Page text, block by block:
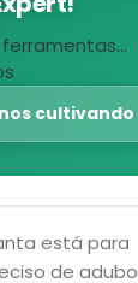
cultivando